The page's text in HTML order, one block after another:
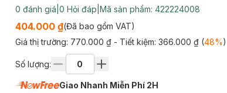
0 đánh giá 0 Hỏi đáp Mã sản phẩm: 422224008
404.000 ₫(Đã bao gồm VAT)
Giá thị trường: 770.000 ₫ - Tiết kiệm: 366.000 ₫(48%)
Số lượng:
Giao Nhanh Miễn Phí 2H